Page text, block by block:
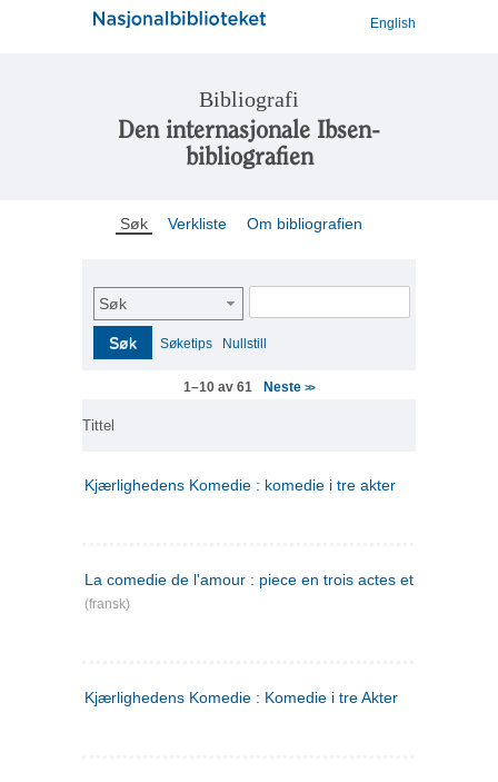
English
Bibliografi
Den internasjonale Ibsen-
bibliografien
Søk Verkliste Om bibliografien
Søk
Søk Søketips Nullstill
1–10 av 61 Neste>>
Tittel
Kjærlighedens Komedie : komedie i tre akter
La comedie de l'amour : piece en trois actes et en vers
(fransk)
Kjærlighedens Komedie : Komedie i tre Akter